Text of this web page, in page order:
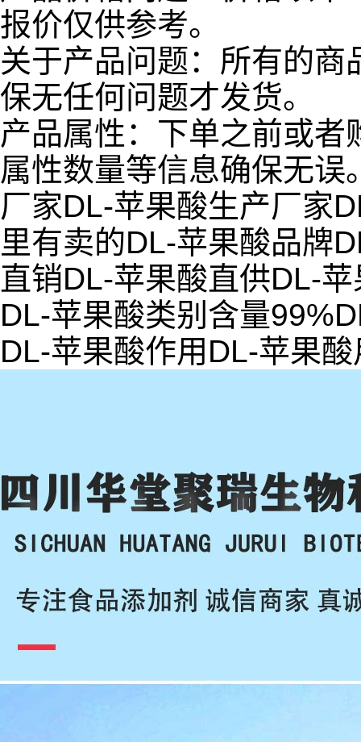
报价仅供参考。
关于产品问题：所有的
保无任何问题才发货。
产品属性：下单之前或
属性数量等信息确保无误
厂家DL-苹果酸生产厂家
里有卖的DL-苹果酸品牌
直销DL-苹果酸直供DL-
DL-苹果酸类别含量
DL-苹果酸作用DL-苹果